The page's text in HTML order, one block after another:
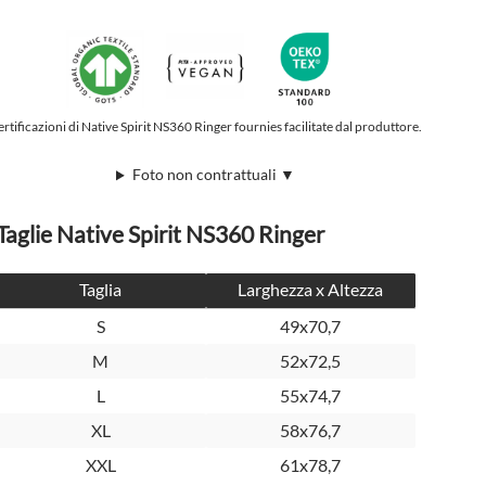
di Native Spirit NS360 Ringer fournies facilitate dal produttore.
Foto non contrattuali ▼
Native Spirit NS360 Ringer
Taglia
Larghezza x Altezza
S
49x70,7
M
52x72,5
L
55x74,7
XL
58x76,7
XXL
61x78,7